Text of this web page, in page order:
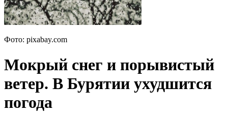
Фото: pixabay.com
Мокрый снег и порывистый
ветер. В Бурятии ухудшится
погода